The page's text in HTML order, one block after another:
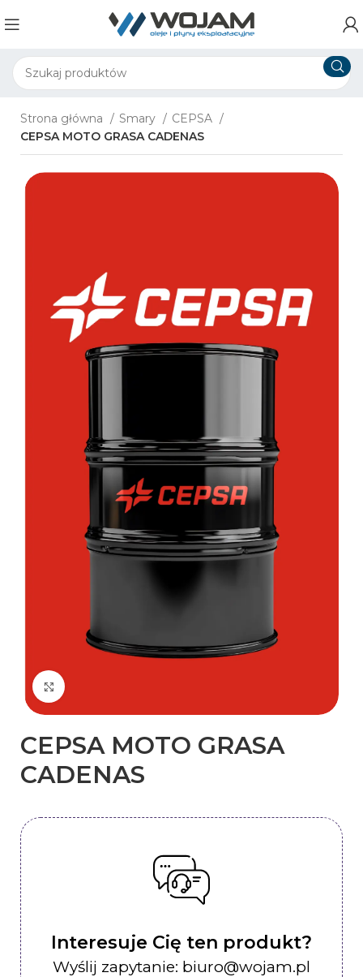
Strona główna Smary
CEPSA
CEPSA MOTO GRASA CADENAS
CEPSA MOTO GRASA
CADENAS
Interesuje Cię ten produkt?
Wyślij zapytanie: biuro@wojam.pl